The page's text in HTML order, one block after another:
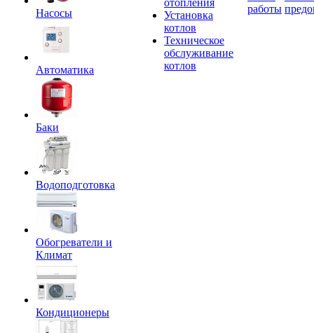
Насосы
Автоматика
Баки
Водоподготовка
Обогреватели и
Климат
Кондиционеры
отопления
Установка
котлов
Техническое
обслуживание
котлов
работы